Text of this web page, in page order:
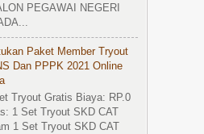
PEGAWAI NEGERI
Paket Member Tryout
Dan PPPK 2021 Online
Tryout Gratis Biaya: RP.0
1 Set Tryout SKD CAT
1 Set Tryout SKD CAT